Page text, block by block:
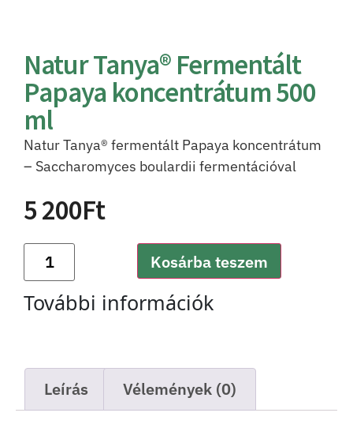
Natur Tanya® Fermentált
Papaya koncentrátum 500
ml
Natur Tanya® fermentált Papaya koncentrátum
– Saccharomyces boulardii fermentációval
5 200Ft
Kosárba teszem
További információk
Leírás Vélemények (0)